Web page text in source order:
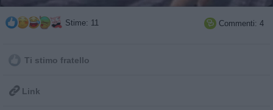
Stime: 11  Commenti: 4
Ti stimo fratello
 Link